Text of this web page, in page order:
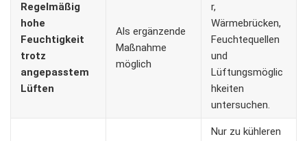
Regelmäßig
hohe
Feuchtigkeit
trotz
angepasstem
Lüften
Als ergänzende
Maßnahme
möglich
r,
Wärmebrücken,
Feuchtequellen
und
Lüftungsmöglic
hkeiten
untersuchen.
Nur zu kühleren